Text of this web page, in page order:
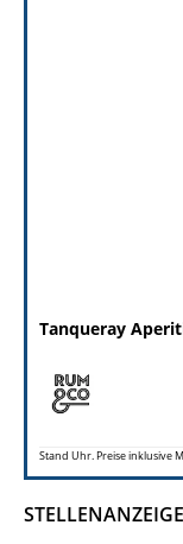
Tanqueray
Stand Uhr. Preise inklusive